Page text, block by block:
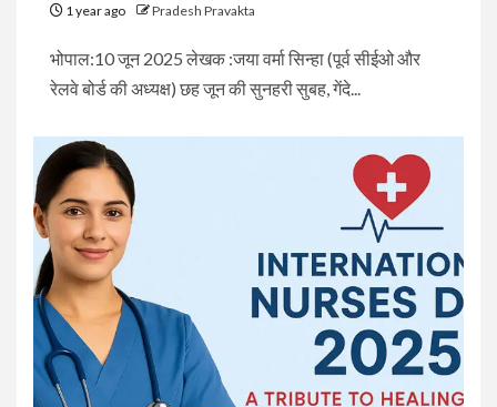
1 year ago Pradesh Pravakta
भोपाल:10 जून 2025 लेखक :जया वर्मा सिन्हा (पूर्व सीईओ और
रेलवे बोर्ड की अध्यक्ष) छह जून की सुनहरी सुबह, गेंदे...